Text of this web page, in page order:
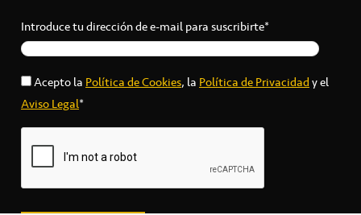
Introduce tu dirección de e-mail para suscribirte*
Acepto laPolítica de Cookies, laPolítica de Privacidady el
Aviso Legal*